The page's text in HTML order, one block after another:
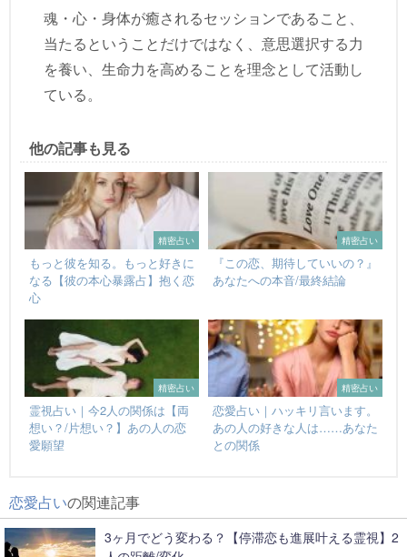
魂・心・身体が癒されるセッションであること、
当たるということだけではなく、意思選択する力
を養い、生命力を高めることを理念として活動し
ている。
他の記事も見る
精密占い
もっと彼を知る。もっと好きに
なる【彼の本心暴露占】抱く恋
心
精密占い
『この恋、期待していいの？』
あなたへの本音/最終結論
精密占い
霊視占い｜今2人の関係は【両
想い？/片想い？】あの人の恋
愛願望
精密占い
恋愛占い｜ハッキリ言います。
あの人の好きな人は……あなた
との関係
恋愛占いの関連記事
3ヶ月でどう変わる？【停滞恋も進展叶える霊視】2